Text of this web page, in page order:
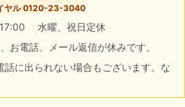
ヤル 0120-23-3040
水曜、祝日定休
お電話、メール返信が休みです。
に出られない場合もございます。な